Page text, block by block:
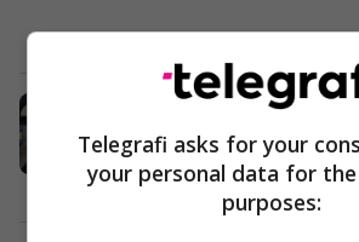
Floktari i famshëm
Hollywoodit
honorarin: Nuk
pagova shumë
Yjet 20/05/2026
Telegrafi asks for your
your personal data for
purposes: